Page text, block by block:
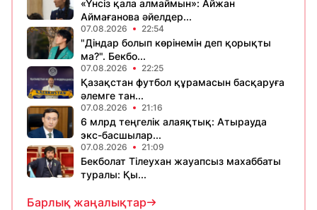
«Үнсіз қала алмаймын»: Айжан
Аймағанова әйелдер...
07.08.2026 22:54
"Діндар болып көрінемін деп қорықты
ма?". Бекбо...
07.08.2026 22:25
Қазақстан футбол құрамасын басқаруға
әлемге тан...
07.08.2026 21:16
6 млрд теңгелік алаяқтық: Атырауда
экс-басшылар...
07.08.2026 21:09
Бекболат Тілеухан жауапсыз махаббаты
туралы: Қы...
Барлық жаңалықтар